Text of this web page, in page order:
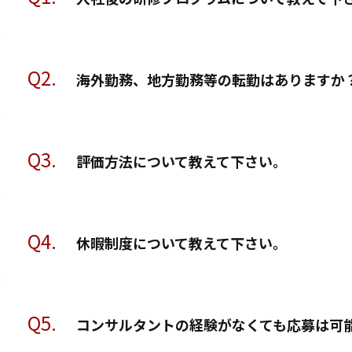
Q2. 海外勤務、地方勤務等の転勤はありますか
Q3. 評価方法について教えて下さい。
Q4. 休暇制度について教えて下さい。
Q5. コンサルタントの経験がなくても応募は可